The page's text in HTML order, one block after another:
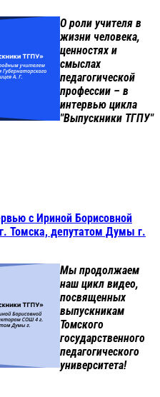
О роли учителя в
жизни человека,
ценностях и
смыслах
педагогической
профессии – в
интервью цикла
"Выпускники ТГПУ"
с Ириной Борисовной
Томска, депутатом Думы г.
Мы продолжаем
наш цикл видео,
посвященных
выпускникам
Томского
государственного
педагогического
университета!